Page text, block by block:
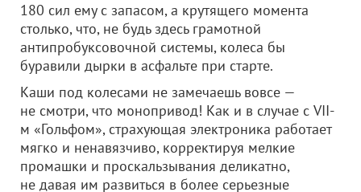
180 сил ему с запасом, а крутящего момента
столько, что, не будь здесь грамотной
антипробуксовочной системы, колеса бы
буравили дырки в асфальте при старте.
Каши под колесами не замечаешь вовсе —
не смотри, что монопривод! Как и в случае с VII-
м «Гольфом», страхующая электроника работает
мягко и ненавязчиво, корректируя мелкие
промашки и проскальзывания деликатно,
не давая им развиться в более серьезные